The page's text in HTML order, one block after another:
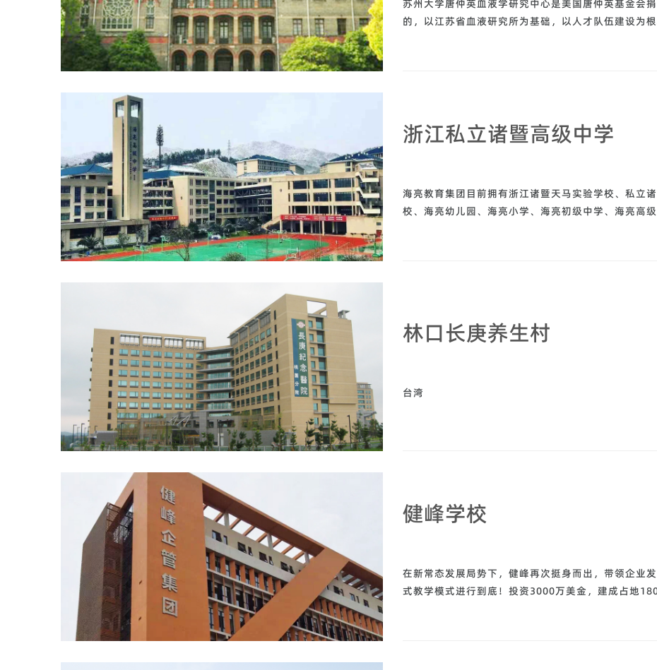
苏州大学唐仲英血液学研究中心是美国唐仲英基金会
的，以江苏省血液研究所为基础，以人才队伍建设为
浙江私立诸暨高级中学
海亮教育集团目前拥有浙江诸暨天马实验学校、私立
校、海亮幼儿园、海亮小学、海亮初级中学、海亮高
林口长庚养生村
台湾
健峰学校
在新常态发展局势下，健峰再次挺身而出，带领企业
式教学模式进行到底！投资3000万美金，建成占地